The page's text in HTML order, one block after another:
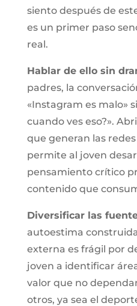
siento después de
es un primer paso
real.
Hablar de ello sin
padres, la
«Instagram es malo»
cuando ves eso?».
que generan las
permite al joven
pensamiento crítico
contenido que
Diversificar las
autoestima
externa es frágil por
joven a identificar
valor que no
otros, ya sea el